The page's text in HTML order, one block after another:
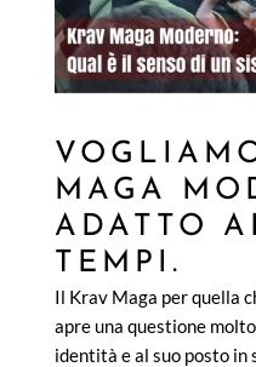
MAGA
ADATTO
TEMPI.
Il Krav Maga per quella
apre una questione
identità e al suo posto in